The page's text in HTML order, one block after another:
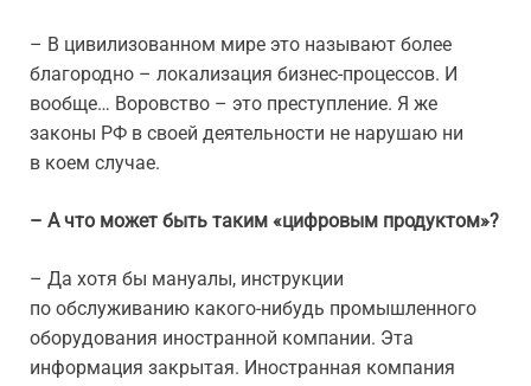
– В цивилизованном мире это называют более
благородно – локализация бизнес-процессов. И
вообще… Воровство – это преступление. Я же
законы РФ в своей деятельности не нарушаю ни
в коем случае.
– А что может быть таким «цифровым продуктом»?
– Да хотя бы мануалы, инструкции
по обслуживанию какого-нибудь промышленного
оборудования иностранной компании. Эта
информация закрытая. Иностранная компания